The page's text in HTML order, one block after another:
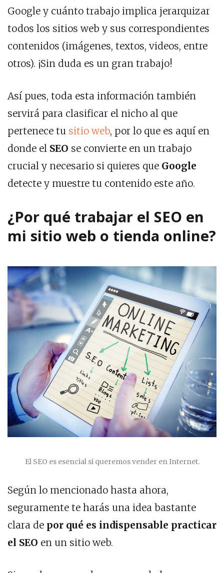
Google y cuánto trabajo implica jerarquizar
todos los sitios web y sus correspondientes
contenidos (imágenes, textos, videos, entre
otros). ¡Sin duda es un gran trabajo!
Así pues, toda esta información también
servirá para clasificar el nicho al que
pertenece tu sitio web, por lo que es aquí en
donde el SEO se convierte en un trabajo
crucial y necesario si quieres que Google
detecte y muestre tu contenido este año.
¿Por qué trabajar el SEO en
mi sitio web o tienda online?
El SEO es esencial si queremos vender en Internet.
Según lo mencionado hasta ahora,
seguramente te harás una idea bastante
clara de por qué es indispensable practicar
el SEO en un sitio web.